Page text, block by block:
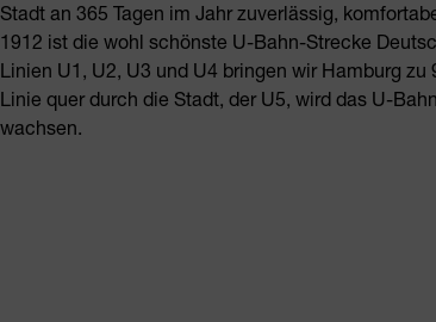
Stadt an 365 Tagen im Jahr zuverlässig,
1912 ist die wohl schönste U-Bahn-Strecke
Linien U1, U2, U3 und U4 bringen wir Hamburg
Linie quer durch die Stadt, der U5, wird das U-
wachsen.